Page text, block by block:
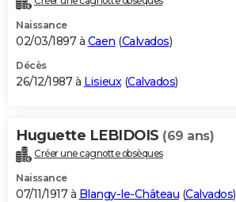
Naissance
02/03/1897 à Caen (Calvados)
Décès
26/12/1987 à Lisieux(Calvados)
Huguette LEBIDOIS (69 ans)
Créer une cagnotte obsèques
Naissance
07/11/1917 à Blangy-le-Château (Calvados)